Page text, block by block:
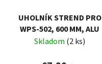
UHOLNÍK STREND PRO
WPS-502, 600 MM, ALU
Skladom (2 ks)